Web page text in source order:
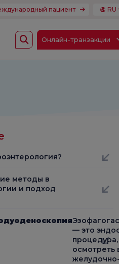
пациент RU
Онлайн-транзакции
методы в
и подход
— это
осмотреть